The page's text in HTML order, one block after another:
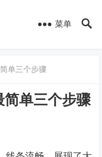
菜单
单三个步骤
单三个步骤